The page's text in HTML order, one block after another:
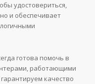
удостовериться,
и обеспечивает
готова помочь в
работающими
качество